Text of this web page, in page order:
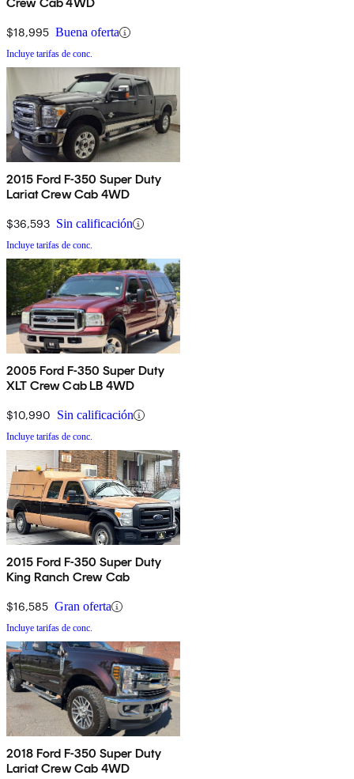
Crew Cab 4WD
$18,995 Buena oferta
Incluye tarifas de conc.
2015 Ford F-350 Super Duty
Lariat Crew Cab 4WD
$36,593 Sin calificación
Incluye tarifas de conc.
2005 Ford F-350 Super Duty
XLT Crew Cab LB 4WD
$10,990 Sin calificación
Incluye tarifas de conc.
2015 Ford F-350 Super Duty
King Ranch Crew Cab
$16,585 Gran oferta
Incluye tarifas de conc.
2018 Ford F-350 Super Duty
Lariat Crew Cab 4WD